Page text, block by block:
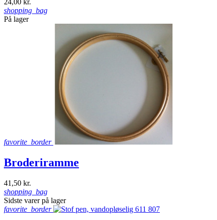
24,00 kr.
shopping_bag
På lager
favorite_border
Broderiramme
41,50 kr.
shopping_bag
Sidste varer på lager
favorite_border